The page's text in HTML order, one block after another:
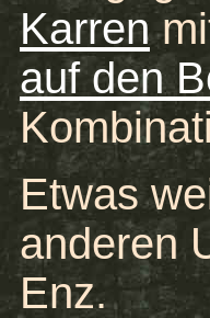
Karren
auf den
Etwas
anderen
Enz.